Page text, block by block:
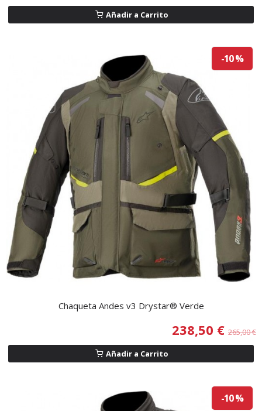
Añadir a Carrito
-10 %
Chaqueta Andes v3 Drystar® Verde
238,50 € 265,00 €
Añadir a Carrito
-10 %